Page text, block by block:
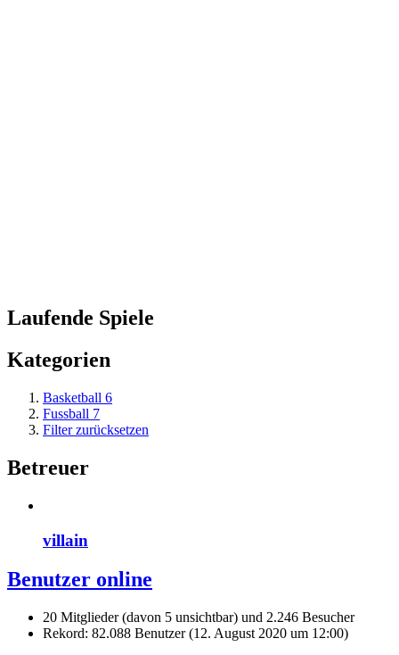
Laufende Spiele
Kategorien
Basketball 6
Fussball 7
Filter zurücksetzen
Betreuer
villain
Benutzer online
20 Mitglieder (davon 5 unsichtbar) und 2.246 Besucher
Rekord: 82.088 Benutzer (12. August 2020 um 12:00)